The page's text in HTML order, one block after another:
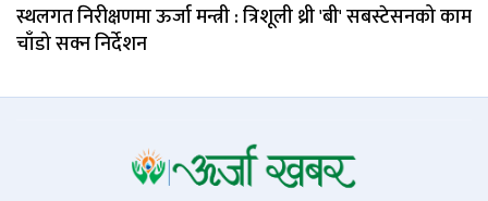
स्थलगत निरीक्षणमा ऊर्जा मन्त्री : त्रिशूली थ्री 'बी' सबस्टेसनको काम
चाँडो सक्न निर्देशन